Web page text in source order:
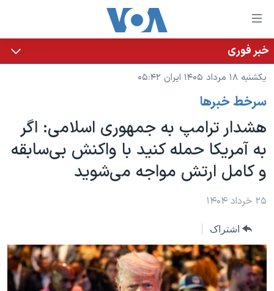
لینکهای
قابل
دسترسی
جهش
محتوای
اصلی
جهش
به
صفحه
جهش
خانه
نسخه سبک وب‌سایت
موضوع ها
ایران
آمریکا
جهان
ورزشی
ویدیوها
فرهنگ و زندگی
برنامه های تلویزیونی
جدول برنامه ها
صفحه‌های ویژه
جام جهانی ۲۰۲۶
بایگانی برنامه‌های تلویزیونی
مستندها
فرکانس‌های صدای آمریکا
یادگیری زبان انگلیسی
دنبال کنید
خبر فوری
یکشنبه ۱۸ مرداد ۱۴۰۵ ایران ۰۵:۴۲
سرخط خبرها
هشدار ترامپ به جمهوری اسلامی: اگر
به آمریکا حمله کنید با واکنش بی‌سابقه
و کامل ارتش مواجه می‌شوید
۲۵ خرداد ۱۴۰۴
اشتراک